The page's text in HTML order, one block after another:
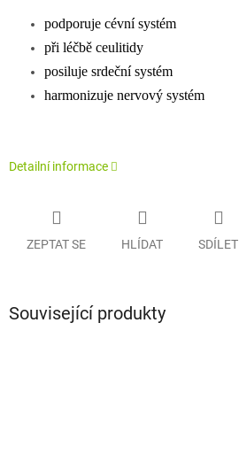
podporuje cévní systém
při léčbě ceulitidy
posiluje srdeční systém
harmonizuje nervový systém
Detailní informace
ZEPTAT SE HLÍDAT SDÍLET
Související produkty